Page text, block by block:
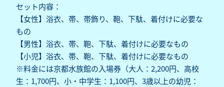
セット内容：
【女性】浴衣、帯、帯飾り、鞄、下駄、着付けに必要な
もの
【男性】浴衣、帯、鞄、下駄、着付けに必要なもの
【小児】浴衣、帯、鞄、下駄、着付けに必要なもの
※料金には京都水族館の入場券（大人：2,200円、高校
生：1,700円、小・中学生：1,100円、3歳以上の幼児：